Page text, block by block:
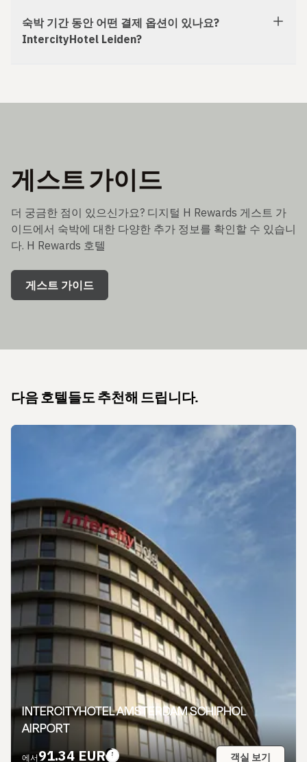
숙박 기간 동안 어떤 결제 옵션이 있나요?
IntercityHotel Leiden?
게스트 가이드
더 궁금한 점이 있으신가요? 디지털 H Rewards 게스트 가
이드에서 숙박에 대한 다양한 추가 정보를 확인할 수 있습니
다. H Rewards 호텔
게스트 가이드
다음 호텔들도 추천해 드립니다.
INTERCITYHOTEL AMSTERDAM SCHIPHOL
AIRPORT
에서91.34 EUR 객실 보기